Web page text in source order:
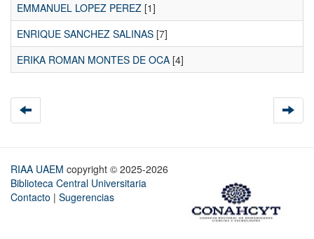
EMMANUEL LOPEZ PEREZ [1]
ENRIQUE SANCHEZ SALINAS [7]
ERIKA ROMAN MONTES DE OCA [4]
RIAA UAEM copyright © 2025-2026
Biblioteca Central Universitaria
Contacto | Sugerencias